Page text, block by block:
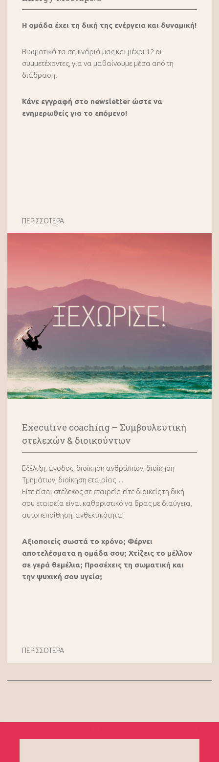
Η ομάδα έχει τη δική της ενέργεια και δυναμική!
Βιωματικά τα σεμινάριά μας και μέχρι 12 οι
συμμετέχοντες, για να μαθαίνουμε μέσα από τη
διάδραση.
Κάνε εγγραφή στο newsletter ώστε να
ενημερωθείς για το επόμενο!
ΠΕΡΙΣΣΟΤΕΡΑ
Executive coaching – Συμβουλευτική
στελεχών & διοικούντων
Εξέλιξη, άνοδος, διοίκηση ανθρώπων, διοίκηση
Τμημάτων, διοίκηση εταιρίας…
Είτε είσαι στέλεχος σε εταιρεία είτε διοικείς τη δική
σου εταιρεία είναι καθοριστικό να δρας με διαύγεια,
αυτοπεποίθηση, ανθεκτικότητα!
Αξιοποιείς σωστά το χρόνο; Φέρνει
αποτελέσματα η ομάδα σου; Χτίζεις το μέλλον
σε γερά θεμέλια; Προσέχεις τη σωματική και
την ψυχική σου υγεία;
ΠΕΡΙΣΣΟΤΕΡΑ